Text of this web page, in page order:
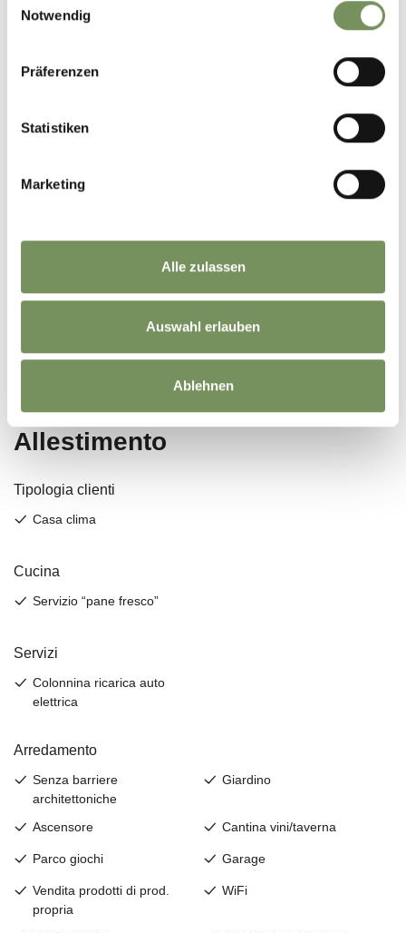
Notwendig
Präferenzen
Statistiken
Marketing
Alle zulassen
Auswahl erlauben
Ablehnen